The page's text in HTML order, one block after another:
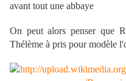
avant tout une abbaye
On peut alors penser que
Thélème à pris pour modèle